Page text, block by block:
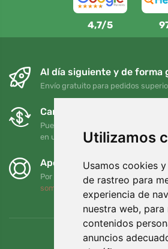
Utilizamos
Usamos cookies
de rastreo para
experiencia de
nuestra web,
contenidos
anuncios
4,7/5
Al día siguiente y de forma
Envío gratuito para pedidos
Cambios y devoluciones
Puede devolver o cambiar su
en un plazo de 90 días
Apoyamos a Trees.org
Por cada pedido plantamos un
somos